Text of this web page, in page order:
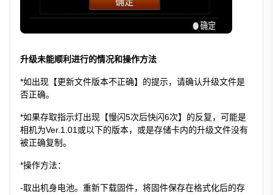
升级未能顺利进行的情况和操作方法
*如出现【更新文件版本不正确】的提示，请确认升级文件是
否正确。
*如果存取指示灯出现【慢闪5次后快闪6次】的反复，可能是
相机为Ver.1.01或以下的版本，或是存储卡内的升级文件没有
被正确复制。
*操作方法：
-取出机身电池。重新下载固件，将固件保存在格式化后的存